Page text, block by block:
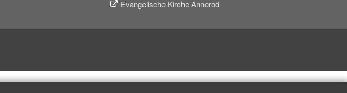
Evangelische Kirche Annerod